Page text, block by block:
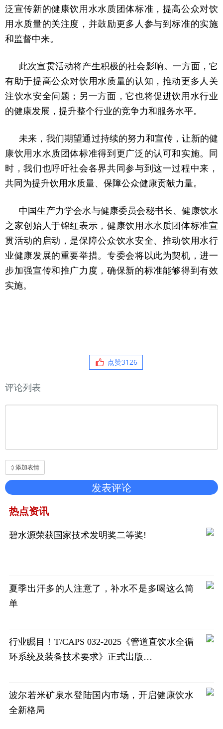
泛宣传新的健康饮用水水质团体标准，提高公众对饮
用水质量的关注度，并鼓励更多人参与到标准的实施
和监督中来。
此次宣贯活动将产生积极的社会影响。一方面，它
有助于提高公众对饮用水质量的认知，推动更多人关
注饮水安全问题；另一方面，它也将促进饮用水行业
的健康发展，提升整个行业的竞争力和服务水平。
未来，我们期望通过持续的努力和宣传，让新的健
康饮用水水质团体标准得到更广泛的认可和实施。同
时，我们也呼吁社会各界共同参与到这一过程中来，
共同为提升饮用水质量、保障公众健康贡献力量。
中国生产力学会水与健康委员会秘书长、健康饮水
之家创始人于锦红表示，健康饮用水水质团体标准宣
贯活动的启动，是保障公众饮水安全、推动饮用水行
业健康发展的重要举措。专委会将以此为契机，进一
步加强宣传和推广力度，确保新的标准能够得到有效
实施。
点赞3126
评论列表
热点资讯
碧水源荣获国家技术发明奖二等奖!
夏季出汗多的人注意了，补水不是多喝这么简
单
行业瞩目！T/CAPS 032-2025《管道直饮水全循
环系统及装备技术要求》正式出版…
波尔若米矿泉水登陆国内市场，开启健康饮水
全新格局